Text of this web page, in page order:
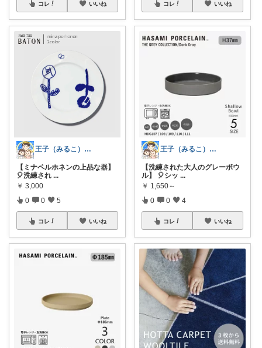
コレ いいね
王子（みるこ）👑便利グッズ×QOL向上
【ミナペルホネンの上品な器】
🎈洗練され ...
￥ 3,000
0 0 5
コレ いいね
コレ いいね
王子（みるこ）👑便利グッズ×QOL向上
【洗練された大人のグレーボウ
ル】 🎈シッ ...
￥ 1,650～
0 0 4
コレ いいね